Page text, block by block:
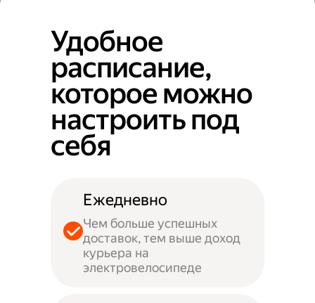
Удобное
расписание,
которое можно
настроить под
себя
Ежедневно
Чем больше успешных
доставок, тем выше доход
курьера на
электровелосипеде